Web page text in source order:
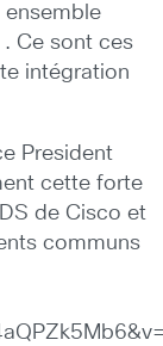
ensemble
Ce sont ces
intégration
President
cette forte
de Cisco et
communs